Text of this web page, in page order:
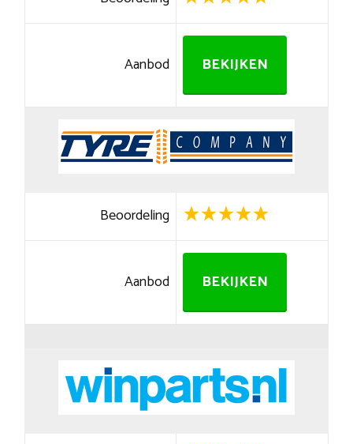
Aanbod BEKIJKEN
Beoordeling
Aanbod BEKIJKEN